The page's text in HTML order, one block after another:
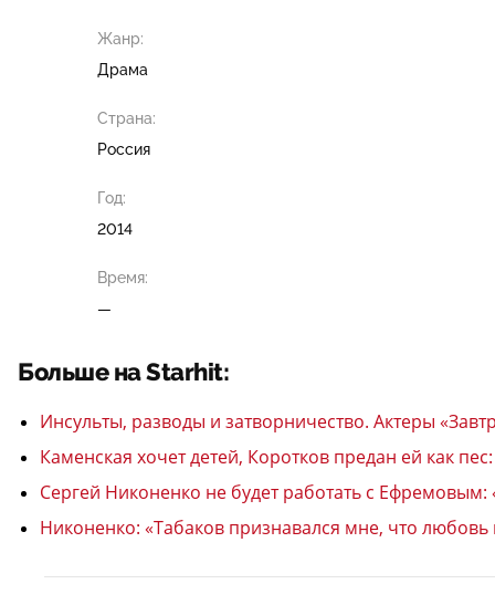
Жанр:
Драма
Страна:
Россия
Год:
2014
Время:
—
Больше на Starhit:
Инсульты, разводы и затворничество. Актеры
Каменская хочет детей, Коротков предан ей как
Сергей Никоненко не будет работать с
Никоненко: «Табаков признавался мне, что